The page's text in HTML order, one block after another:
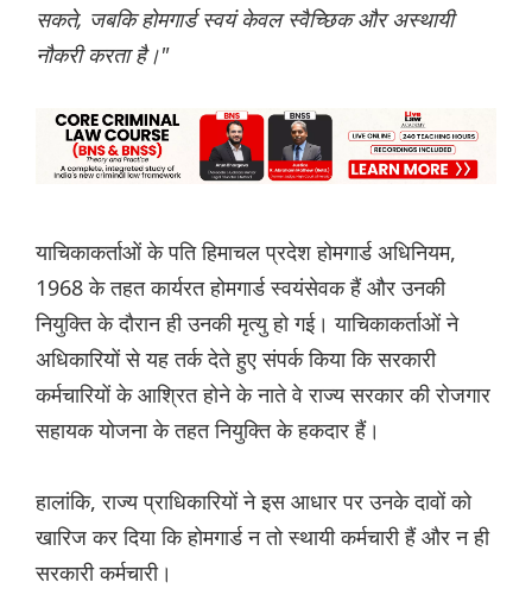
सकते, जबकि होमगार्ड स्वयं केवल स्वैच्छिक और अस्थायी
नौकरी करता है।"
याचिकाकर्ताओं के पति हिमाचल प्रदेश होमगार्ड अधिनियम,
1968 के तहत कार्यरत होमगार्ड स्वयंसेवक हैं और उनकी
नियुक्ति के दौरान ही उनकी मृत्यु हो गई। याचिकाकर्ताओं ने
अधिकारियों से यह तर्क देते हुए संपर्क किया कि सरकारी
कर्मचारियों के आश्रित होने के नाते वे राज्य सरकार की रोजगार
सहायक योजना के तहत नियुक्ति के हकदार हैं।
हालांकि, राज्य प्राधिकारियों ने इस आधार पर उनके दावों को
खारिज कर दिया कि होमगार्ड न तो स्थायी कर्मचारी हैं और न ही
सरकारी कर्मचारी।